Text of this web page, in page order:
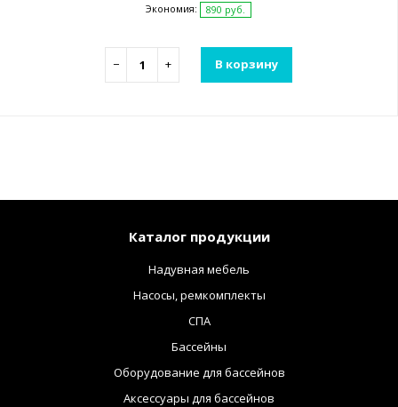
Экономия: 890 руб.
− + В корзину
Каталог продукции
Надувная мебель
Насосы, ремкомплекты
СПА
Бассейны
Оборудование для бассейнов
Аксессуары для бассейнов